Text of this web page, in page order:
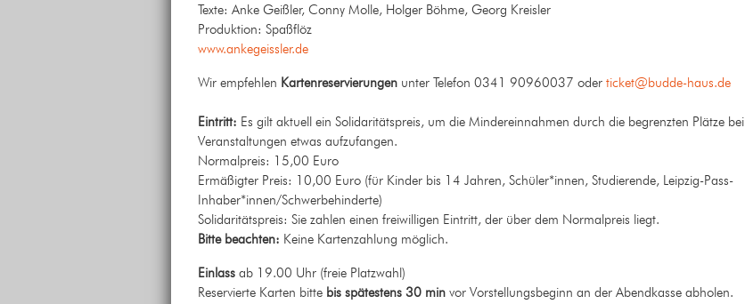
Texte: Anke Geißler, Conny Molle, Holger Böhme, Georg Kreisler
Produktion: Spaßflöz
www.ankegeissler.de
Wir empfehlen Kartenreservierungen unter Telefon 0341 90960037 oder ticket@budde-haus.de
Eintritt: Es gilt aktuell ein Solidaritätspreis, um die Mindereinnahmen durch die begrenzten Plätze bei
Veranstaltungen etwas aufzufangen.
Normalpreis: 15,00 Euro
Ermäßigter Preis: 10,00 Euro (für Kinder bis 14 Jahren, Schüler*innen, Studierende, Leipzig-Pass-
Inhaber*innen/Schwerbehinderte)
Solidaritätspreis: Sie zahlen einen freiwilligen Eintritt, der über dem Normalpreis liegt.
Bitte beachten: Keine Kartenzahlung möglich.
Einlass ab 19.00 Uhr (freie Platzwahl)
Reservierte Karten bitte bis spätestens 30 min vor Vorstellungsbeginn an der Abendkasse abholen.